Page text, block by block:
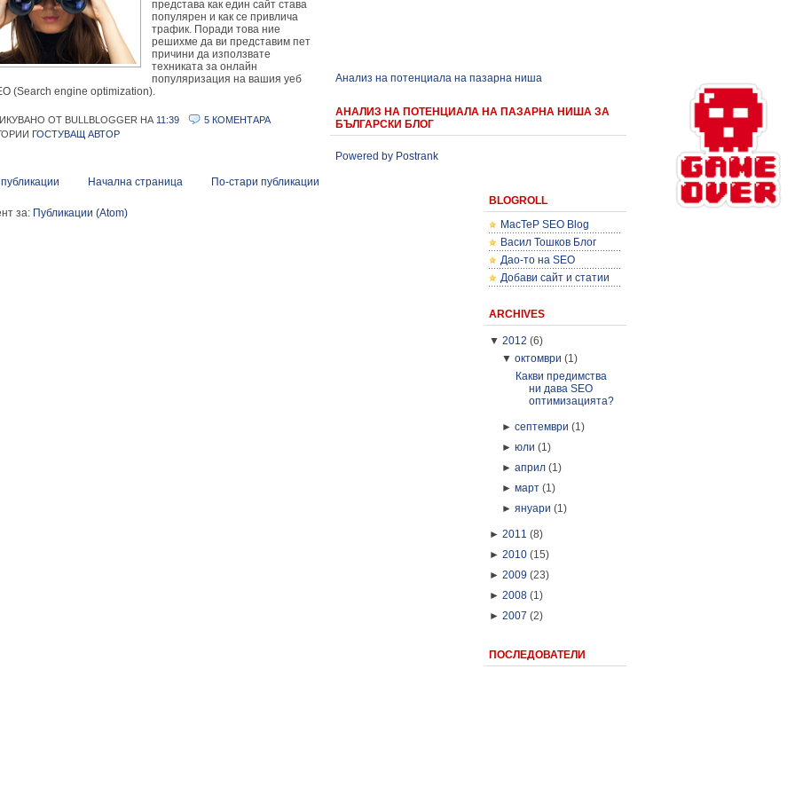
представа как един сайт става
популярен и как се привлича
трафик. Поради това ние
решихме да ви представим пет
причини да използвате
техниката за онлайн
популяризация на вашия уеб
(Search engine optimization).
ОТ BULLBLOGGER НА 11:39
5 КОМЕНТАРА
ГОСТУВАЩ АВТОР
По-стари публикации
Начална страница
за: Публикации (Atom)
Анализ на потенциала на пазарна ниша
АНАЛИЗ НА ПОТЕНЦИАЛА НА ПАЗАРНА НИША ЗА
БЪЛГАРСКИ БЛОГ
Powered by Postrank
BLOGROLL
MacTeP SEO Blog
Васил Тошков Блог
Дао-то на SEO
Добави сайт и статии
ARCHIVES
▼ 2012 (6)
▼октомври (1)
Какви предимства
ни дава SEO
оптимизацията?
►септември (1)
►юли (1)
►април (1)
►март (1)
►януари (1)
► 2011 (8)
► 2010 (15)
► 2009 (23)
► 2008 (1)
► 2007 (2)
ПОСЛЕДОВАТЕЛИ